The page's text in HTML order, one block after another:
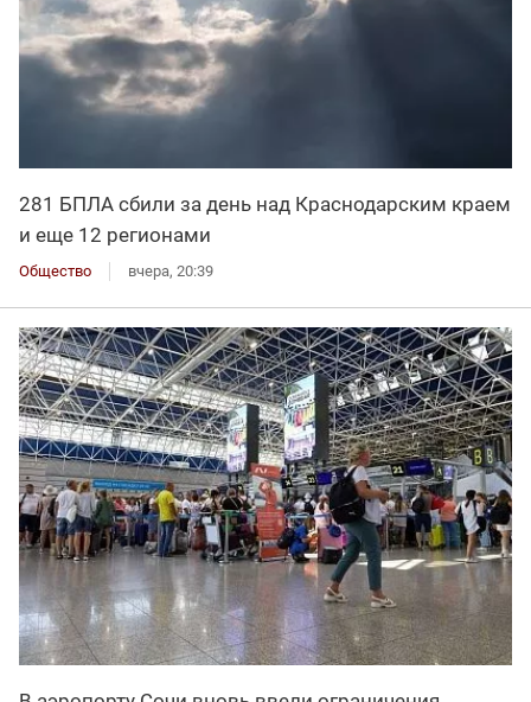
281 БПЛА сбили за день над Краснодарским краем
и еще 12 регионами
Общество вчера, 20:39